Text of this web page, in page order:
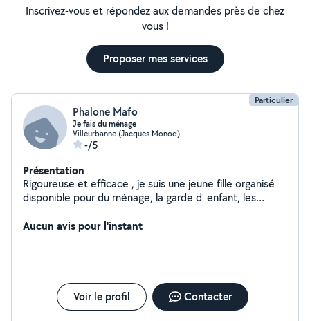
Inscrivez-vous et répondez aux demandes près de chez
vous !
Proposer mes services
Particulier
Phalone Mafo
Je fais du ménage
Villeurbanne (Jacques Monod)
-/5
Présentation
Rigoureuse et efficace , je suis une jeune fille organisé
disponible pour du ménage, la garde d' enfant, les
Aucun avis pour l'instant
Voir le profil Contacter